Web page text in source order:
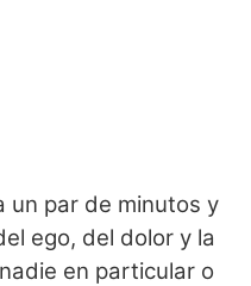
un par de minutos y
ego, del dolor y la
en particular o